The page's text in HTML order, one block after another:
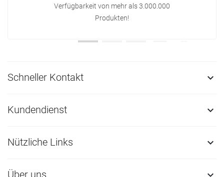
Verfügbarkeit von mehr als 3.000.000
Produkten!
Schneller Kontakt 
Kundendienst 
Nützliche Links 